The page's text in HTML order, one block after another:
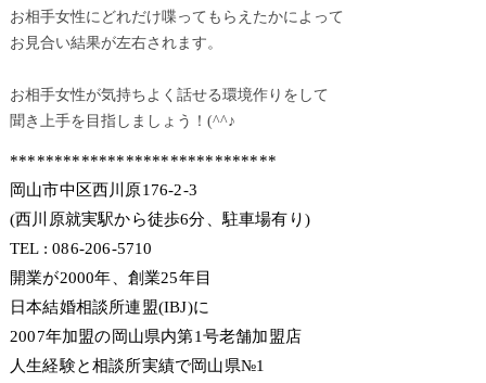
お相手女性にどれだけ喋ってもらえたかによって
お見合い結果が左右されます。
お相手女性が気持ちよく話せる環境作りをして
聞き上手を目指しましょう！(^^♪
******************************
岡山市中区西川原176-2-3
(西川原就実駅から徒歩6分、駐車場有り)
TEL : 086-206-5710
開業が2000年、創業25年目
日本結婚相談所連盟(IBJ)に
2007年加盟の岡山県内第1号老舗加盟店
人生経験と相談所実績で岡山県№1